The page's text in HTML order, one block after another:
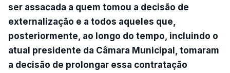
ser assacada a quem tomou a decisão de
externalização e a todos aqueles que,
posteriormente, ao longo do tempo, incluindo o
atual presidente da Câmara Municipal, tomaram
a decisão de prolongar essa contratação